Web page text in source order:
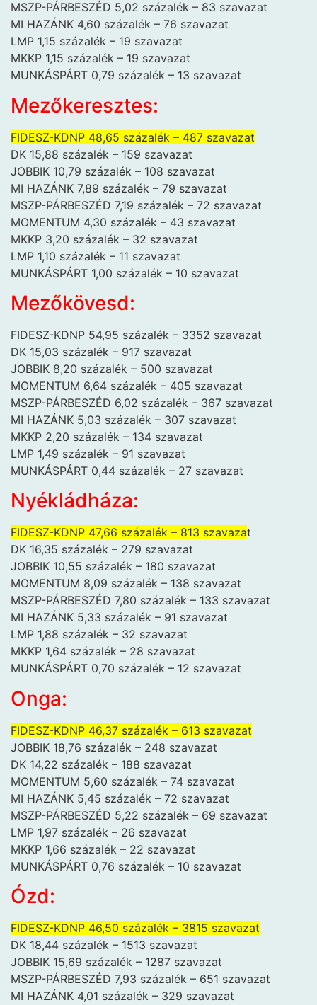
MSZP-PÁRBESZÉD 5,02 százalék – 83 szavazat
MI HAZÁNK 4,60 százalék – 76 szavazat
LMP 1,15 százalék – 19 szavazat
MKKP 1,15 százalék – 19 szavazat
MUNKÁSPÁRT 0,79 százalék – 13 szavazat
Mezőkeresztes:
FIDESZ-KDNP 48,65 százalék – 487 szavazat
DK 15,88 százalék – 159 szavazat
JOBBIK 10,79 százalék – 108 szavazat
MI HAZÁNK 7,89 százalék – 79 szavazat
MSZP-PÁRBESZÉD 7,19 százalék – 72 szavazat
MOMENTUM 4,30 százalék – 43 szavazat
MKKP 3,20 százalék – 32 szavazat
LMP 1,10 százalék – 11 szavazat
MUNKÁSPÁRT 1,00 százalék – 10 szavazat
Mezőkövesd:
FIDESZ-KDNP 54,95 százalék – 3352 szavazat
DK 15,03 százalék – 917 szavazat
JOBBIK 8,20 százalék – 500 szavazat
MOMENTUM 6,64 százalék – 405 szavazat
MSZP-PÁRBESZÉD 6,02 százalék – 367 szavazat
MI HAZÁNK 5,03 százalék – 307 szavazat
MKKP 2,20 százalék – 134 szavazat
LMP 1,49 százalék – 91 szavazat
MUNKÁSPÁRT 0,44 százalék – 27 szavazat
Nyékládháza:
FIDESZ-KDNP 47,66 százalék – 813 szavazat
DK 16,35 százalék – 279 szavazat
JOBBIK 10,55 százalék – 180 szavazat
MOMENTUM 8,09 százalék – 138 szavazat
MSZP-PÁRBESZÉD 7,80 százalék – 133 szavazat
MI HAZÁNK 5,33 százalék – 91 szavazat
LMP 1,88 százalék – 32 szavazat
MKKP 1,64 százalék – 28 szavazat
MUNKÁSPÁRT 0,70 százalék – 12 szavazat
Onga:
FIDESZ-KDNP 46,37 százalék – 613 szavazat
JOBBIK 18,76 százalék – 248 szavazat
DK 14,22 százalék – 188 szavazat
MOMENTUM 5,60 százalék – 74 szavazat
MI HAZÁNK 5,45 százalék – 72 szavazat
MSZP-PÁRBESZÉD 5,22 százalék – 69 szavazat
LMP 1,97 százalék – 26 szavazat
MKKP 1,66 százalék – 22 szavazat
MUNKÁSPÁRT 0,76 százalék – 10 szavazat
Ózd:
FIDESZ-KDNP 46,50 százalék – 3815 szavazat
DK 18,44 százalék – 1513 szavazat
JOBBIK 15,69 százalék – 1287 szavazat
MSZP-PÁRBESZÉD 7,93 százalék – 651 szavazat
MI HAZÁNK 4,01 százalék – 329 szavazat